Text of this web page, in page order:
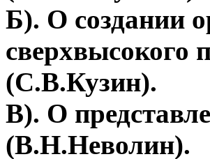
Б). О создании
сверхвысокого
(С.В.Кузин).
В). О
(В.Н.Неволин).